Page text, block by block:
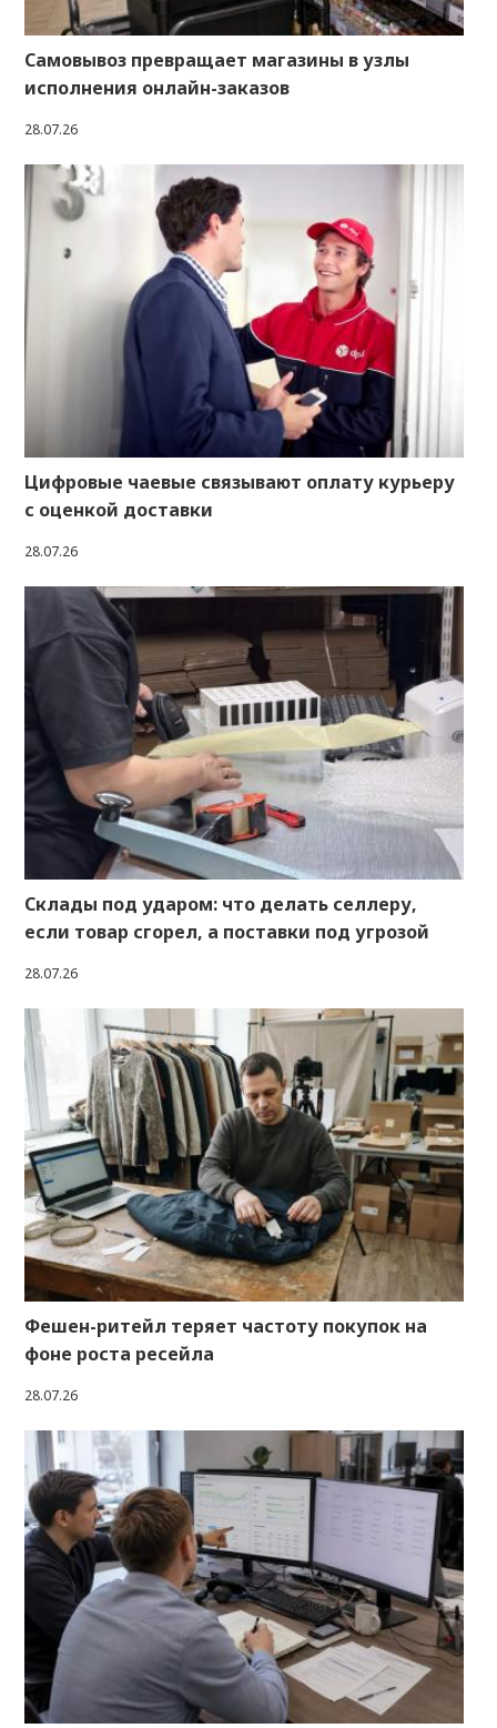
Самовывоз превращает магазины в узлы
исполнения онлайн-заказов
28.07.26
Цифровые чаевые связывают оплату курьеру
с оценкой доставки
28.07.26
Склады под ударом: что делать селлеру,
если товар сгорел, а поставки под угрозой
28.07.26
Фешен-ритейл теряет частоту покупок на
фоне роста ресейла
28.07.26